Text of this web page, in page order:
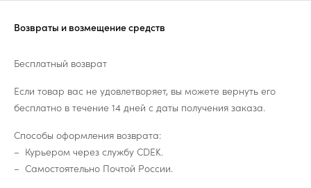
Возвраты и возмещение средств
Бесплатный возврат
Если товар вас не удовлетворяет, вы можете вернуть его
бесплатно в течение 14 дней с даты получения заказа.
Способы оформления возврата:
Курьером через службу CDEK.
Самостоятельно Почтой России.